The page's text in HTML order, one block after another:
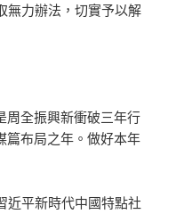
無力辦法，切實予以解
周全振興新衝破三年行
篇布局之年。做好本年
近平新時代中國特點社